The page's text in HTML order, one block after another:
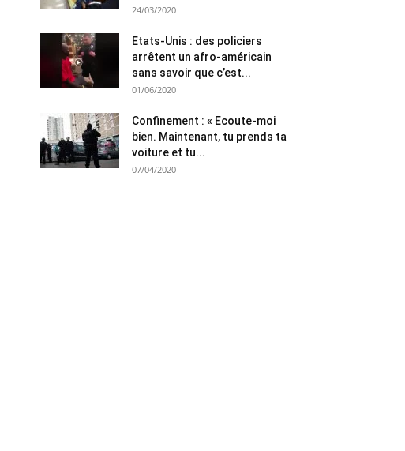
24/03/2020
Etats-Unis : des policiers
arrêtent un afro-américain
sans savoir que c’est...
01/06/2020
Confinement : « Ecoute-moi
bien. Maintenant, tu prends ta
voiture et tu...
07/04/2020